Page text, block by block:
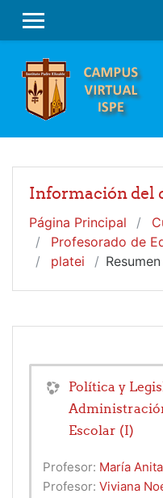
PANEL LATERAL
Información del
Página Principal
Profesorado de
platei
Resumen
Política y
Escolar (I)
Profesor: María
Profesor: Viviana